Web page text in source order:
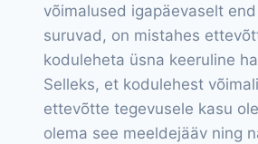
võimalused igapäevaselt
suruvad, on mistahes
koduleheta üsna keeruline
Selleks, et kodulehest
ettevõtte tegevusele kasu
olema see meeldejääv ning